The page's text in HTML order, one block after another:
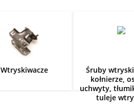
Wtryskiwacze
Śruby
kołnierze,
uchwyty,
tuleje